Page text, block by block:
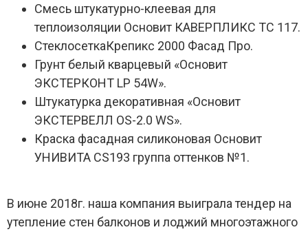
Смесь штукатурно-клеевая для
теплоизоляции Основит КАВЕРПЛИКС ТС 117.
СтеклосеткаКрепикс 2000 Фасад Про.
Грунт белый кварцевый «Основит
ЭКСТЕРКОНТ LP 54W».
Штукатурка декоративная «Основит
ЭКСТЕРВЕЛЛ OS-2.0 WS».
Краска фасадная силиконовая Основит
УНИВИТА CS193 группа оттенков №1.
В июне 2018г. наша компания выиграла тендер на
утепление стен балконов и лоджий многоэтажного